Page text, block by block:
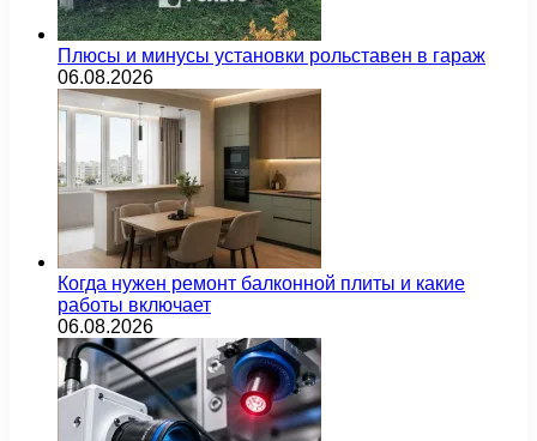
Плюсы и минусы установки рольставен в гараж
06.08.2026
Когда нужен ремонт балконной плиты и какие
работы включает
06.08.2026